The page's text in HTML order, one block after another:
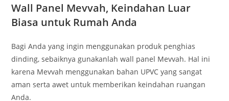
Wall Panel Mevvah, Keindahan Luar
Biasa untuk Rumah Anda
Bagi Anda yang ingin menggunakan produk penghias
dinding, sebaiknya gunakanlah wall panel Mevvah. Hal ini
karena Mevvah menggunakan bahan UPVC yang sangat
aman serta awet untuk memberikan keindahan ruangan
Anda.